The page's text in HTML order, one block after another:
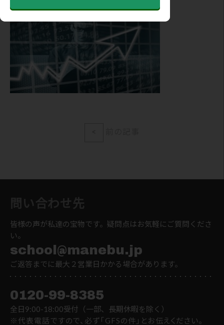
皆様の声が私達の宝物です。疑問点はお気軽にご質問くださ
い。
school@manebu.jp
ご返答までに最大２営業日かかる場合があります。
0120-99-8385
全日9:00-18:00受付（一部、長期休暇を除く）
※代表電話ですので、必ず「GFSの件」とお伝えください。